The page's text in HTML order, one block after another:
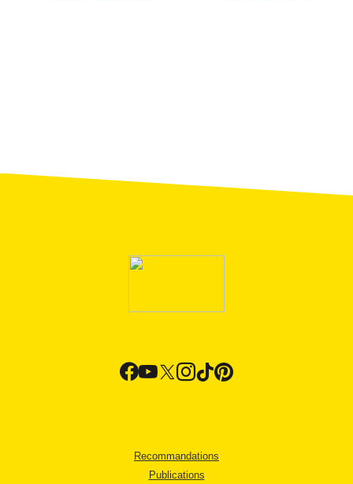
Recommandations
Publications